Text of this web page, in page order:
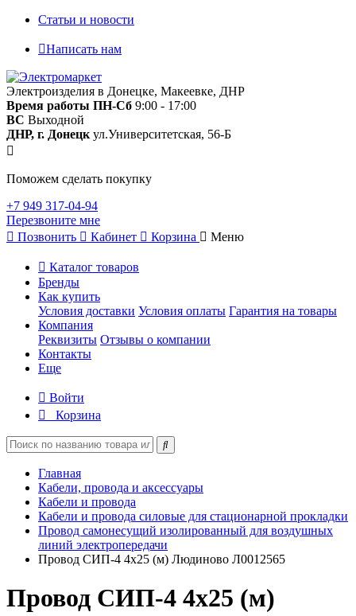
Статьи и новости
Написать нам
Электроизделия в Донецке, Макеевке, ДНР
Время работы ПН-Сб 9:00 - 17:00
ВС Выходной
ДНР, г. Донецк ул.Университетская, 56-Б
Поможем сделать покупку
+7 949 317-04-94
Перезвоните мне
Позвонить
Кабинет Корзина Меню
Каталог товаров
Бренды
Как купить
Условия доставки Условия оплаты Гарантия на товары
Компания
Реквизиты Отзывы о компании
Контакты
Еще
Войти
Корзина
Главная
Кабели, провода и аксессуары
Кабели и провода
Кабели и провода силовые для стационарной прокладки
Провод самонесущий изолированный для воздушных
линий электропередачи
Провод СИП-4 4х25 (м) Людиново Л0012565
Провод СИП-4 4х25 (м)